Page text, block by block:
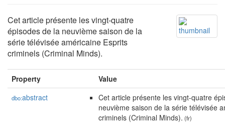
Cet article présente les vingt-quatre
épisodes de la neuvième saison de la
série télévisée américaine Esprits
criminels (Criminal Minds).
Property Value
dbo:abstract
Cet article présente les vingt-quatre
neuvième saison de la série télévisée
criminels (Criminal Minds). (fr)